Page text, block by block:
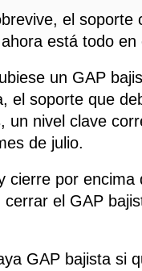
el soporte
está todo en
un GAP
el soporte que
un nivel clave
de julio.
cierre por
el GAP
GAP bajista si